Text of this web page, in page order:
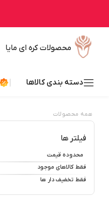
محصولات کره ای مایا
دسته بندی کالاها
همه محصولات
فیلتر ها
محدوده قیمت
فقط کالاهای موجود
فقط تخفیف دار ها